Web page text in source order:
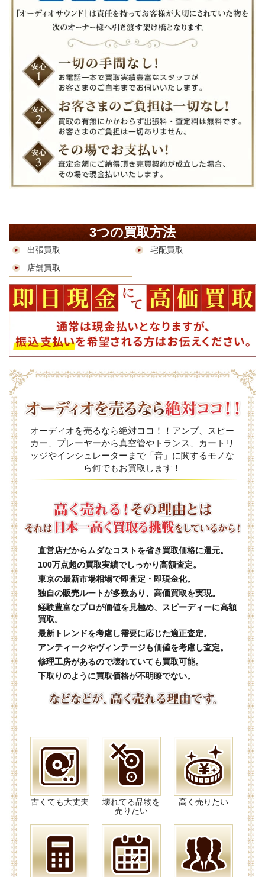
3つの買取方法
出張買取
宅配買取
店舗買取
オーディオを売るなら絶対ココ！！アンプ、スピー
カー、プレーヤーから真空管やトランス、カートリ
ッジやインシュレーターまで「音」に関するモノな
ら何でもお買取します！
直営店だからムダなコストを省き買取価格に還元。
100万点超の買取実績でしっかり高額査定。
東京の最新市場相場で即査定・即現金化。
独自の販売ルートが多数あり、高価買取を実現。
経験豊富なプロが価値を見極め、スピーディーに高額
買取。
最新トレンドを考慮し需要に応じた適正査定。
アンティークやヴィンテージも価値を考慮し査定。
修理工房があるので壊れていても買取可能。
下取りのように買取価格が不明瞭でない。
古くても大丈夫
壊れてる品物を
売りたい
高く売りたい